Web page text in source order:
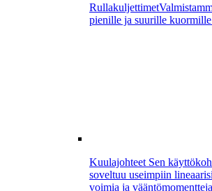
Rullakuljettimet
pienille ja suurille
Kuulajohteet Sen
soveltuu useimpiin
voimia ja